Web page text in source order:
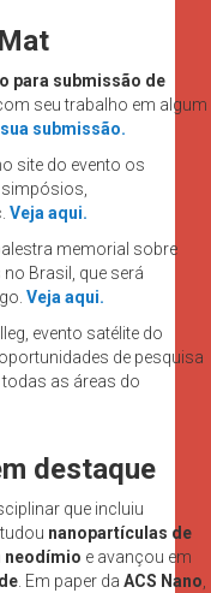
para submissão de
seu trabalho em algum
sua submissão.
site do evento os
Veja aqui.
memorial sobre
Brasil, que será
Veja aqui.
evento satélite do
de pesquisa
as áreas do
destaque
que incluiu
nanopartículas de
neodímio e avançou em
. Em paper da ACS Nano